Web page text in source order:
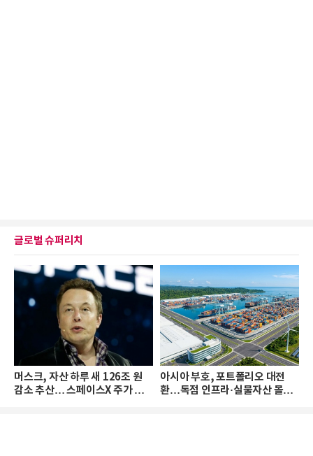
글로벌 슈퍼리치
머스크, 자산 하루 새 126조 원
감소 추산… 스페이스X 주가 하
아시아 부호, 포트폴리오 대전
환…독점 인프라·실물자산 몰린